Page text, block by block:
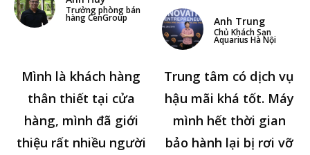
Trưởng phòng bán
hàng CenGroup Anh Trung
Chủ Khách Sạn
Aquarius Hà Nội
Mình là khách hàng
thân thiết tại cửa
hàng, mình đã giới
thiệu rất nhiều người
Trung tâm có dịch vụ
hậu mãi khá tốt. Máy
mình hết thời gian
bảo hành lại bị rơi vỡ